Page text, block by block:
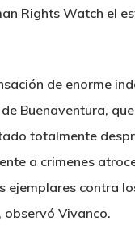
Rights Watch el
de enorme
Buenaventura,
totalmente
a crimenes
ejemplares contra
observó Vivanco.